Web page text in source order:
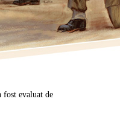
fost evaluat de